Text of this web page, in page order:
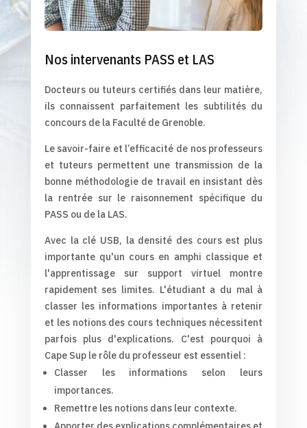
Nos intervenants PASS et LAS
Docteurs ou tuteurs certifiés dans leur matière,
ils connaissent parfaitement les subtilités du
concours de la Faculté de Grenoble.
Le savoir-faire et l’efficacité de nos professeurs
et tuteurs permettent une transmission de la
bonne méthodologie de travail en insistant dès
la rentrée sur le raisonnement spécifique du
PASS ou de la LAS.
Avec la clé USB, la densité des cours est plus
importante qu'un cours en amphi classique et
l'apprentissage sur support virtuel montre
rapidement ses limites. L'étudiant a du mal à
classer les informations importantes à retenir
et les notions des cours techniques nécessitent
parfois plus d'explications. C'est pourquoi à
Cape Sup le rôle du professeur est essentiel :
Classer les informations selon leurs
importances.
Remettre les notions dans leur contexte.